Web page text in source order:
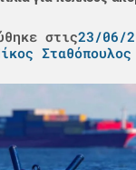
στις23/06/
Σταθόπουλος